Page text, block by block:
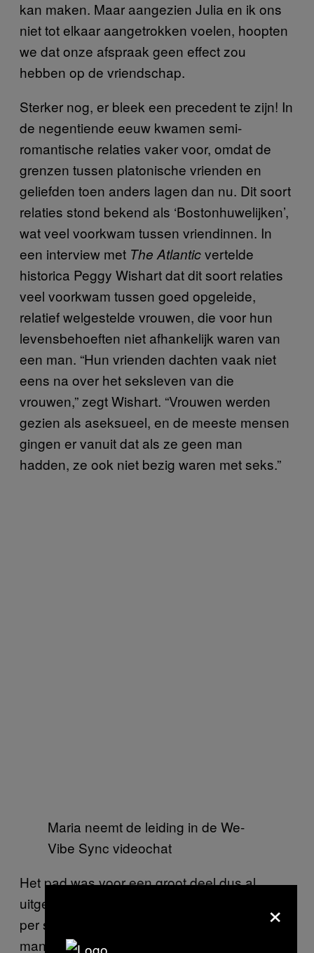
kan maken. Maar aangezien Julia en ik ons
niet tot elkaar aangetrokken voelen, hoopten
we dat onze afspraak geen effect zou
hebben op de vriendschap.
Sterker nog, er bleek een precedent te zijn! In
de negentiende eeuw kwamen semi-
romantische relaties vaker voor, omdat de
grenzen tussen platonische vrienden en
geliefden toen anders lagen dan nu. Dit soort
relaties stond bekend als ‘Bostonhuwelijken’,
wat veel voorkwam tussen vriendinnen. In
een interview met The Atlanticvertelde
historica Peggy Wishart dat dit soort relaties
veel voorkwam tussen goed opgeleide,
relatief welgestelde vrouwen, die voor hun
levensbehoeften niet afhankelijk waren van
een man. “Hun vrienden dachten vaak niet
eens na over het seksleven van die
vrouwen,” zegt Wishart. “Vrouwen werden
gezien als aseksueel, en de meeste mensen
gingen er vanuit dat als ze geen man
hadden, ze ook niet bezig waren met seks.”
Maria neemt de leiding in de We-
Vibe Sync videochat
Het pad was voor een groot deel dus al
uitgestippeld, dus Julia en ik hoefden ons niet
per se kapot te schamen. Als twee
mannelijke vrienden platonisch (en een
×